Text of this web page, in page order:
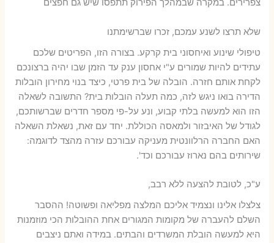
צפרירים. במקרה שבמהלך הפירוק תתפסו שיש גם חפצים
שלא תרצו לשנע עמכם, זכרו שברשימתנו
טיפולי שינוע ואיחסוני בית קרקע. בצורה הזו, הפריטים שלכם
עתידים להיות שמורים ע"י אחסון ענק עד הזמן שבו יהיה ברצונכם
לקחת אותם חזרה. הובלה של בית פרטי, כיצד בנוי מחירון הובלות
הדירה בואו ניגש לזה, כמה תעלה הובלות בית? התשובה לשאלה
הזו הוא למעשה בלתי קבוע, ונע על-פי מספר חדרים שברשותכם,
לגודל של האיבזור ולמאסה הכוללת. יחד עם זאת, נשאלת השאלה
האם החברה הרלוונטית מעניקה עבורכם עזרה מהצד לדוגמה:
שירותים בהם נארוז עבורכם וכד'.
ע"כ, לטובת להצעה ללא רבב,
צלצלו אלינו ונצמיד אליכם המלצה מפליאה ופשוטה! ההסבר
השלם להעברה של מקומות המגורים אחת ההובלות הכי מוזמנות
היא למעשה הובלת המשרדים והבתים. במידה ואתם ניצבים